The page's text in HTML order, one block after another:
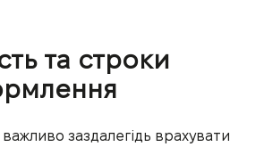
та строки
заздалегідь врахувати